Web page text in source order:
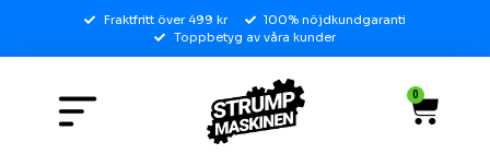
Fraktfritt över 499 kr
100% nöjdkundgaranti
Toppbetyg av våra kunder
0